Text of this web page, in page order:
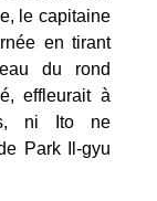
le capitaine
en tirant
du rond
effleurait à
ni Ito ne
Park Il-gyu